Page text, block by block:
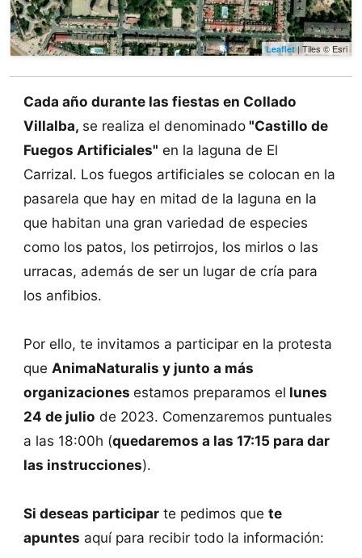
Leaflet| Tiles © Esri
Cada año durante las fiestas en Collado
Villalba, se realiza el denominado"Castillo de
Fuegos Artificiales" en la laguna de El
Carrizal. Los fuegos artificiales se colocan en la
pasarela que hay en mitad de la laguna en la
que habitan una gran variedad de especies
como los patos, los petirrojos, los mirlos o las
urracas, además de ser un lugar de cría para
los anfibios.
Por ello, te invitamos a participar en la protesta
que AnimaNaturalis y junto a más
organizaciones estamos preparamos el lunes
24 de julio de 2023. Comenzaremos puntuales
a las 18:00h (quedaremos a las 17:15 para dar
las instrucciones).
Si deseas participarte pedimos que te
apuntes aquí para recibir todo la información: